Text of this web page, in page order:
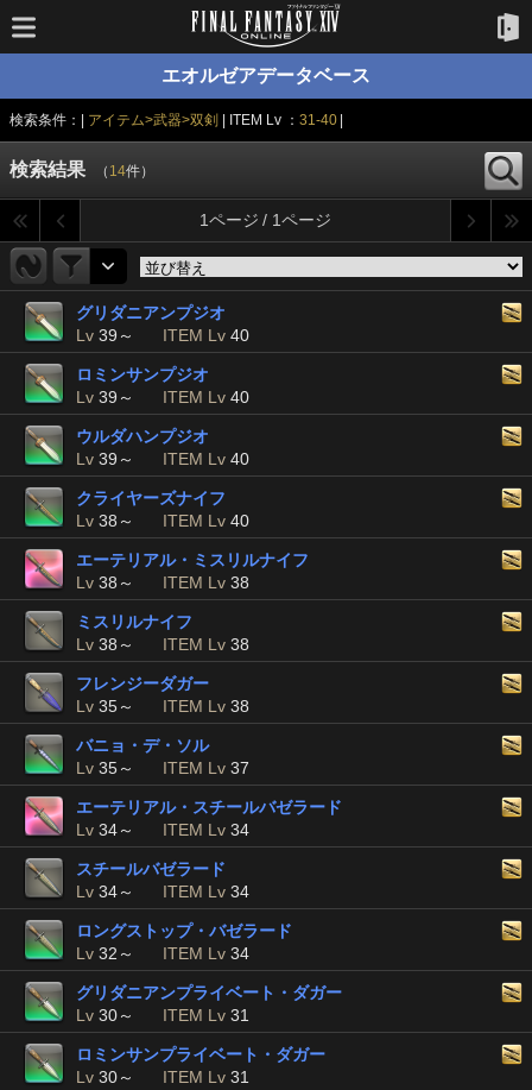
エオルゼアデータベース
検索条件：| アイテム>武器>双剣 | ITEM Lv ： 31-40|
検索結果 （ 14件）
1ページ / 1ページ
グリダニアンプジオ
Lv 39～ ITEM Lv 40
ロミンサンプジオ
Lv 39～ ITEM Lv 40
ウルダハンプジオ
Lv 39～ ITEM Lv 40
クライヤーズナイフ
Lv 38～ ITEM Lv 40
エーテリアル・ミスリルナイフ
Lv 38～ ITEM Lv 38
ミスリルナイフ
Lv 38～ ITEM Lv 38
フレンジーダガー
Lv 35～ ITEM Lv 38
バニョ・デ・ソル
Lv 35～ ITEM Lv 37
エーテリアル・スチールバゼラード
Lv 34～ ITEM Lv 34
スチールバゼラード
Lv 34～ ITEM Lv 34
ロングストップ・バゼラード
Lv 32～ ITEM Lv 34
グリダニアンプライベート・ダガー
Lv 30～ ITEM Lv 31
ロミンサンプライベート・ダガー
Lv 30～ ITEM Lv 31